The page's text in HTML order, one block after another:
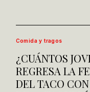
Comida y tragos
¿CUÁNTOS
REGRESA LA
DEL TACO